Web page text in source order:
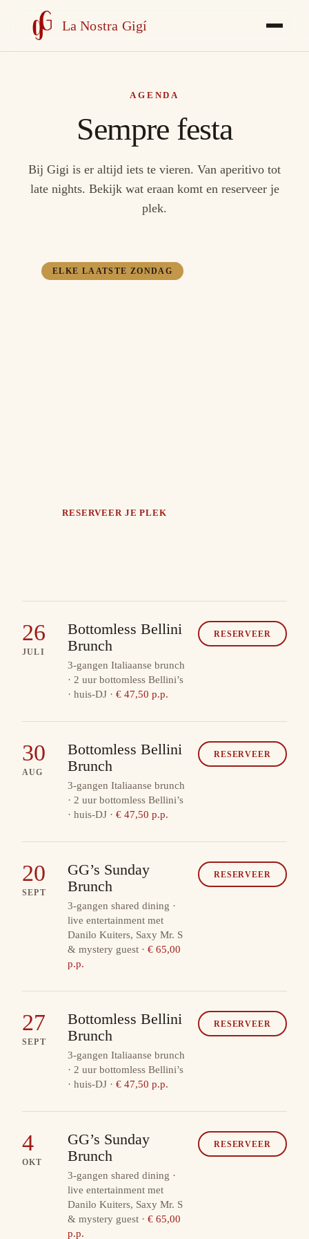
La Nostra Gigí
AGENDA
Sempre festa
Bij Gigi is er altijd iets te vieren. Van aperitivo tot
late nights. Bekijk wat eraan komt en reserveer je
plek.
ELKE LAATSTE ZONDAG
RESERVEER JE PLEK
26
JULI
Bottomless Bellini
Brunch
3-gangen Italiaanse brunch
· 2 uur bottomless Bellini’s
· huis-DJ · € 47,50 p.p.
RESERVEER
30
AUG
Bottomless Bellini
Brunch
3-gangen Italiaanse brunch
· 2 uur bottomless Bellini’s
· huis-DJ · € 47,50 p.p.
RESERVEER
20
SEPT
GG’s Sunday
Brunch
3-gangen shared dining ·
live entertainment met
Danilo Kuiters, Saxy Mr. S
& mystery guest · € 65,00
p.p.
RESERVEER
27
SEPT
Bottomless Bellini
Brunch
3-gangen Italiaanse brunch
· 2 uur bottomless Bellini’s
· huis-DJ · € 47,50 p.p.
RESERVEER
4
OKT
GG’s Sunday
Brunch
3-gangen shared dining ·
live entertainment met
Danilo Kuiters, Saxy Mr. S
& mystery guest · € 65,00
p.p.
RESERVEER